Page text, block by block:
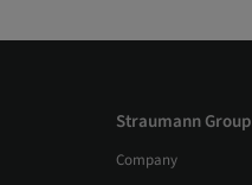
Straumann Group
Company